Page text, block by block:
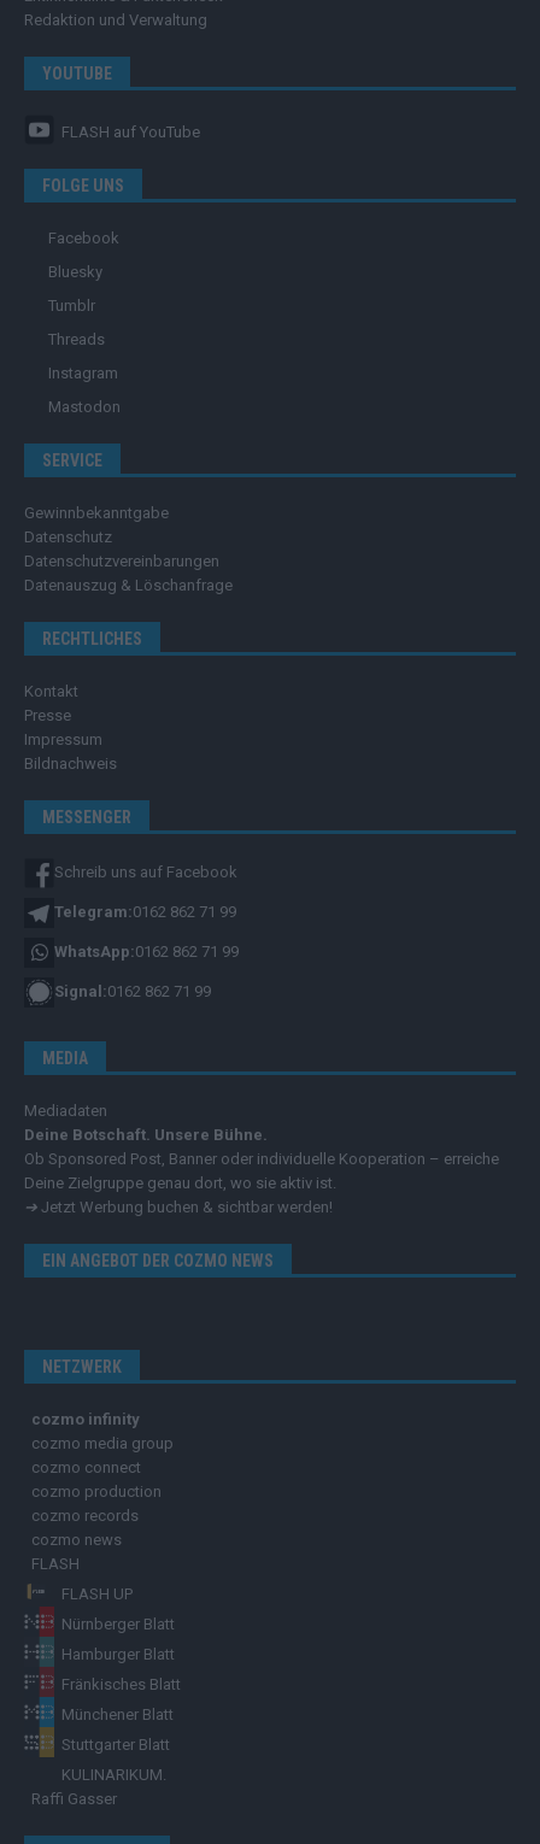
Redaktion und Verwaltung
YOUTUBE
FLASH auf YouTube
FOLGE UNS
Facebook
Bluesky
Tumblr
Threads
Instagram
Mastodon
SERVICE
Gewinnbekanntgabe
Datenschutz
Datenschutzvereinbarungen
Datenauszug & Löschanfrage
RECHTLICHES
Kontakt
Presse
Impressum
Bildnachweis
MESSENGER
Schreib uns auf Facebook
Telegram:0162 862 71 99
WhatsApp:0162 862 71 99
Signal:0162 862 71 99
MEDIA
Mediadaten
Deine Botschaft. Unsere Bühne.
Ob Sponsored Post, Banner oder individuelle Kooperation – erreiche
Deine Zielgruppe genau dort, wo sie aktiv ist.
➔ Jetzt Werbung buchen & sichtbar werden!
EIN ANGEBOT DER COZMO NEWS
NETZWERK
cozmo infinity
cozmo media group
cozmo connect
cozmo production
cozmo records
cozmo news
FLASH
FLASH UP
Nürnberger Blatt
Hamburger Blatt
Fränkisches Blatt
Münchener Blatt
Stuttgarter Blatt
KULINARIKUM.
Raffi Gasser